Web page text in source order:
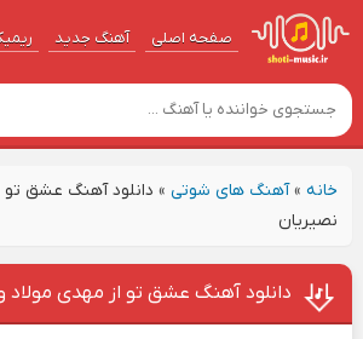
صفحه اصلی آهنگ‌ جدید
خانه»آهنگ های شوتی» دانلود آهنگ عشق تو
نصیریان
دانلود آهنگ عشق تو از مهدی مولاد